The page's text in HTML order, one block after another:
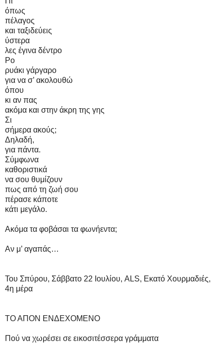
όπως
πέλαγος
και ταξιδεύεις
ύστερα
λες έγινα δέντρο
Ρο
ρυάκι γάργαρο
για να σ’ ακολουθώ
όπου
κι αν πας
ακόμα και στην άκρη της γης
Σι
σήμερα ακούς;
Δηλαδή,
για πάντα.
Σύμφωνα
καθοριστικά
να σου θυμίζουν
πως από τη ζωή σου
πέρασε κάποτε
κάτι μεγάλο.
Ακόμα τα φοβάσαι τα φωνήεντα;
Αν μ’ αγαπάς…
Του Σπύρου, Σάββατο 22 Ιουλίου, ALS, Εκατό Χουρμαδιές,
4η μέρα
ΤΟ ΑΠΟΝ ΕΝΔΕΧΟΜΕΝΟ
Πού να χωρέσει σε εικοσιτέσσερα γράμματα